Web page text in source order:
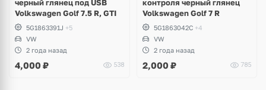
черный глянец под USB
Volkswagen Golf 7.5 R, GTI
5G1863391J +5
VW
2 года назад
4,000 ₽ 538
контроля черный глянец
Volkswagen Golf 7 R
5G1863042C +4
VW
2 года назад
2,000 ₽ 785